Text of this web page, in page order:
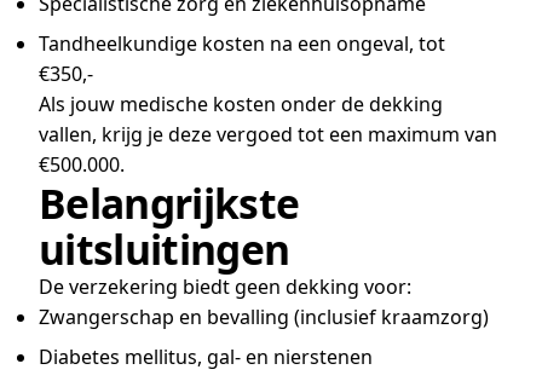
Tandheelkundige kosten na een ongeval, tot
€350,-
Als jouw medische kosten onder de dekking
vallen, krijg je deze vergoed tot een maximum van
€500.000.
Belangrijkste
uitsluitingen
De verzekering biedt geen dekking voor:
Zwangerschap en bevalling (inclusief kraamzorg)
Diabetes mellitus, gal- en nierstenen